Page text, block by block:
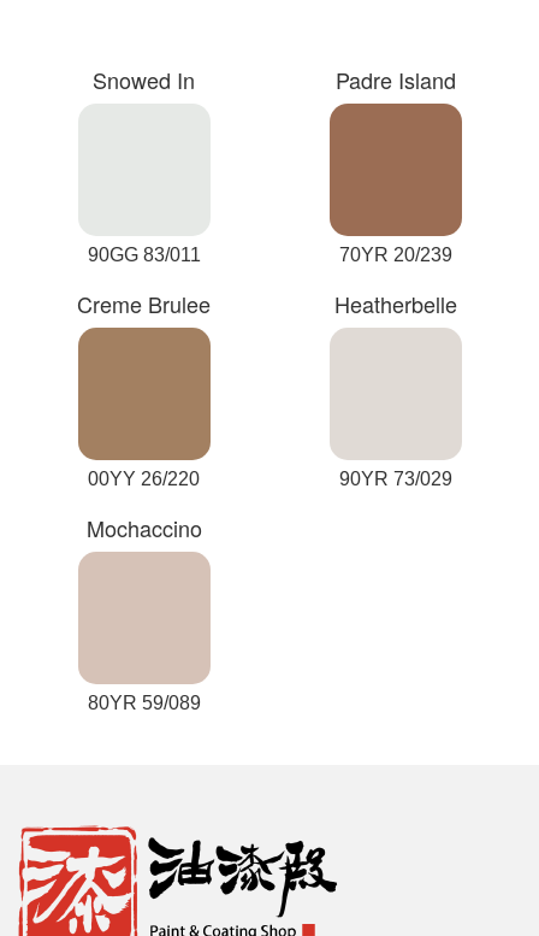
Snowed In
90GG 83/011
Padre Island
70YR 20/239
Creme Brulee
00YY 26/220
Heatherbelle
90YR 73/029
Mochaccino
80YR 59/089